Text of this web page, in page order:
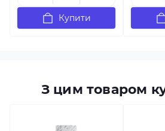
Купити
З цим товаром